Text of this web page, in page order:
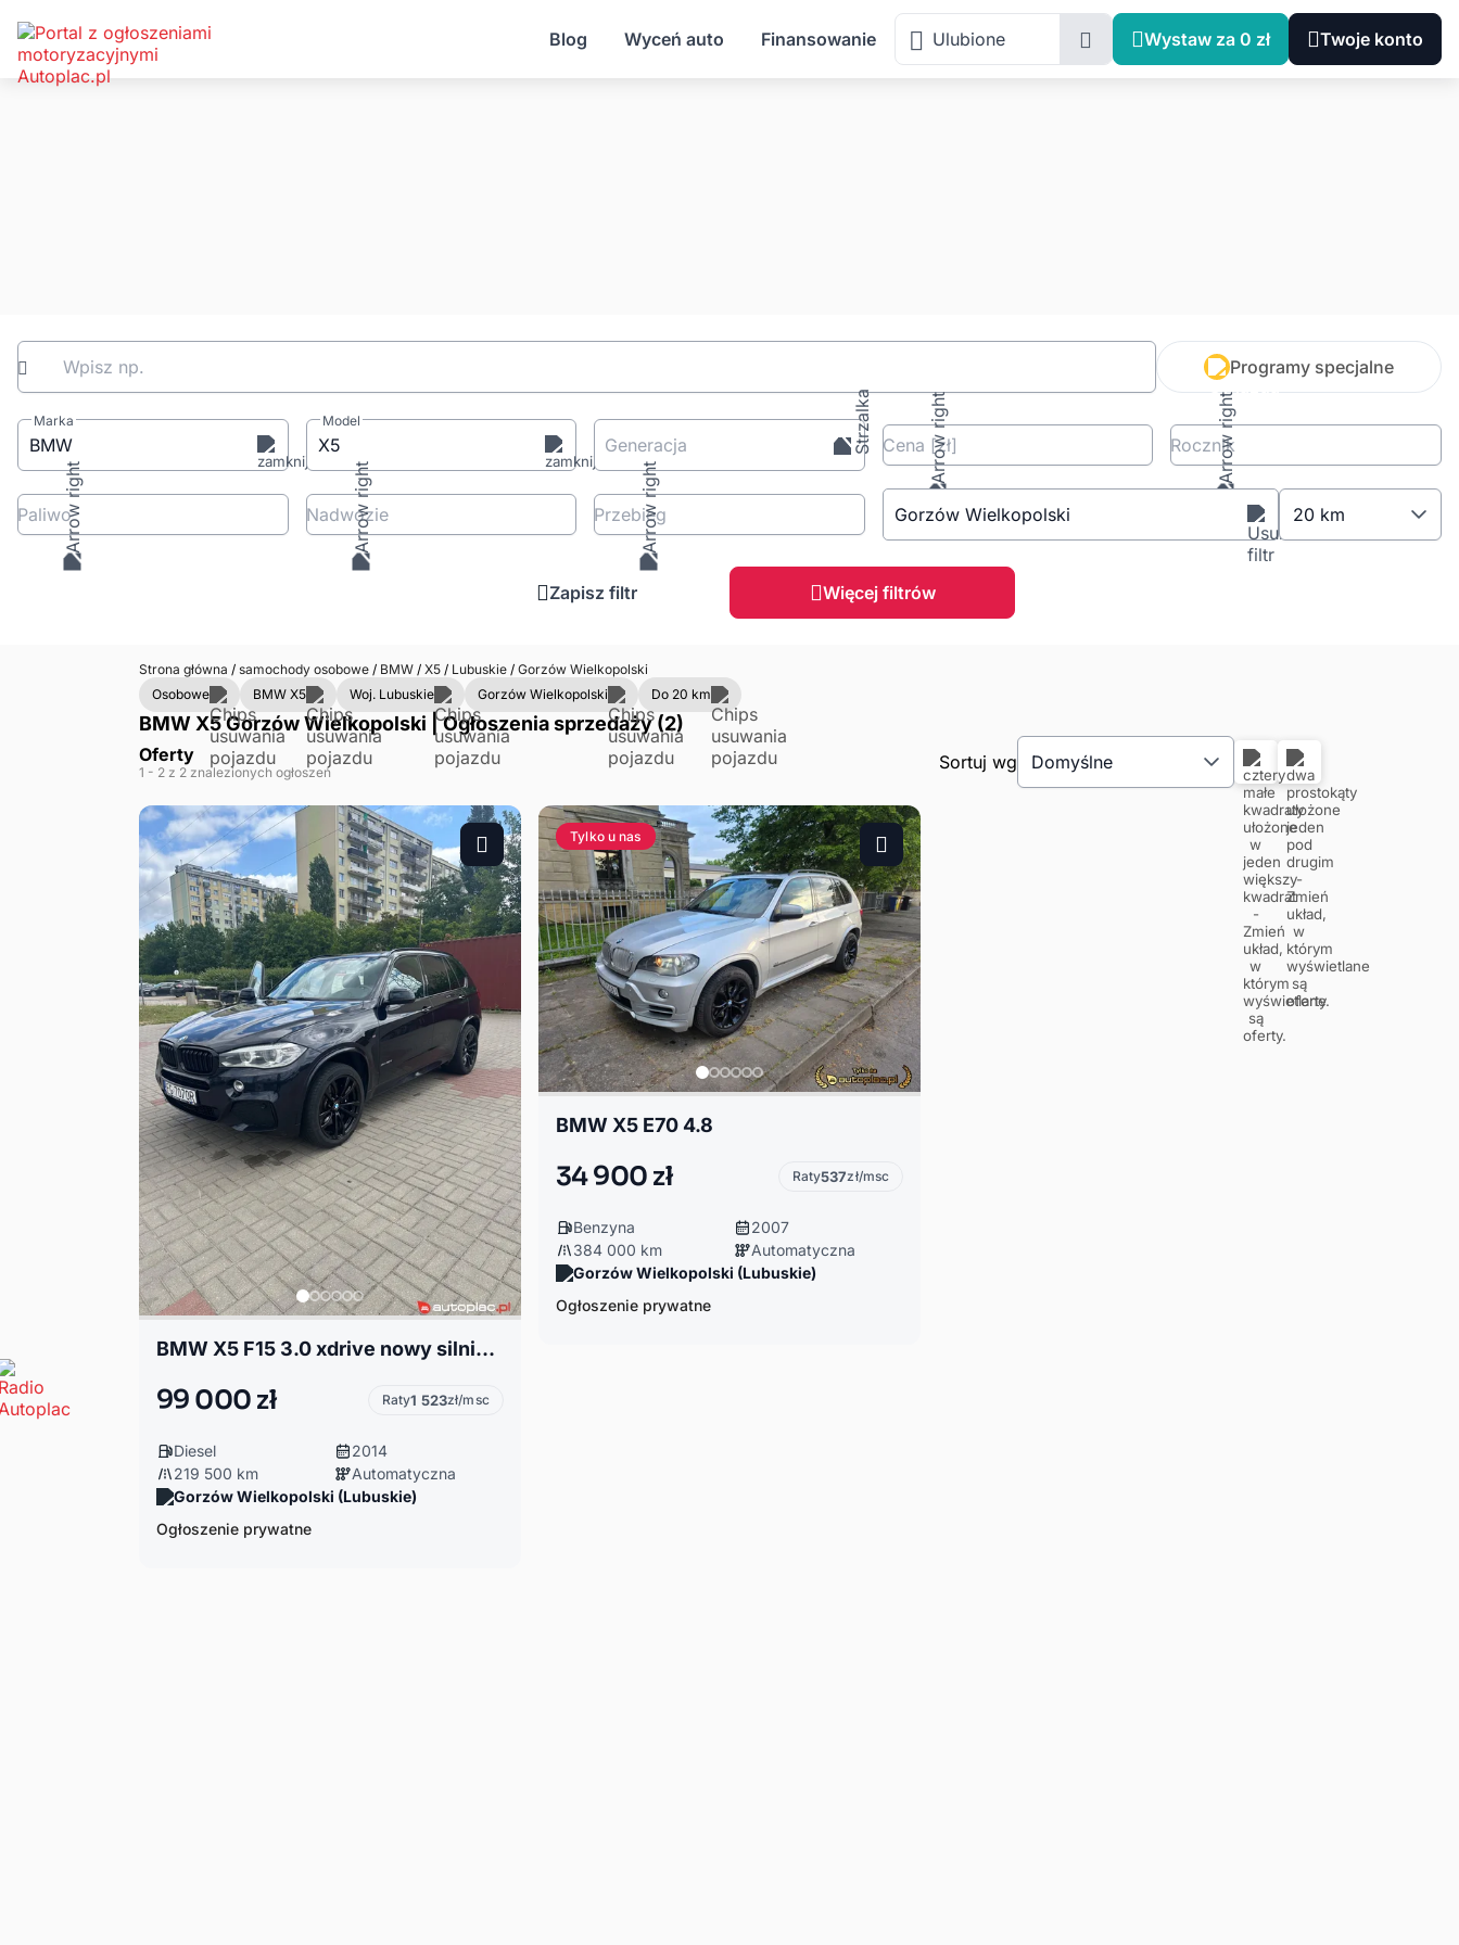
Blog Wyceń auto Finansowanie Ulubione Wystaw za 0 zł Twoje konto
Wpisz np. Programy specjalne
Marka
BMW
Model
X5 Generacja Cena [zł] Rocznik
Paliwo Nadwozie Przebieg Gorzów Wielkopolski 20 km
Zapisz filtr Więcej filtrów
Strona główna /samochody osobowe /BMW /X5 /Lubuskie /Gorzów Wielkopolski
Osobowe
BMW X5 Woj. Lubuskie Gorzów Wielkopolski Do 20 km
BMW X5 Gorzów Wielkopolski | Ogłoszenia sprzedaży (2)
Oferty
1 - 2 z 2 znalezionych ogłoszeń Sortuj wg Domyślne
BMW X5 F15 3.0 xdrive nowy silnik, ceramika
99 000 zł Raty1 523zł/msc
Diesel
2014
219 500 km
Automatyczna
Gorzów Wielkopolski (Lubuskie)
Ogłoszenie prywatne
Tylko u nas
BMW X5 E70 4.8
34 900 zł Raty537zł/msc
Benzyna
2007
384 000 km
Automatyczna
Gorzów Wielkopolski (Lubuskie)
Ogłoszenie prywatne